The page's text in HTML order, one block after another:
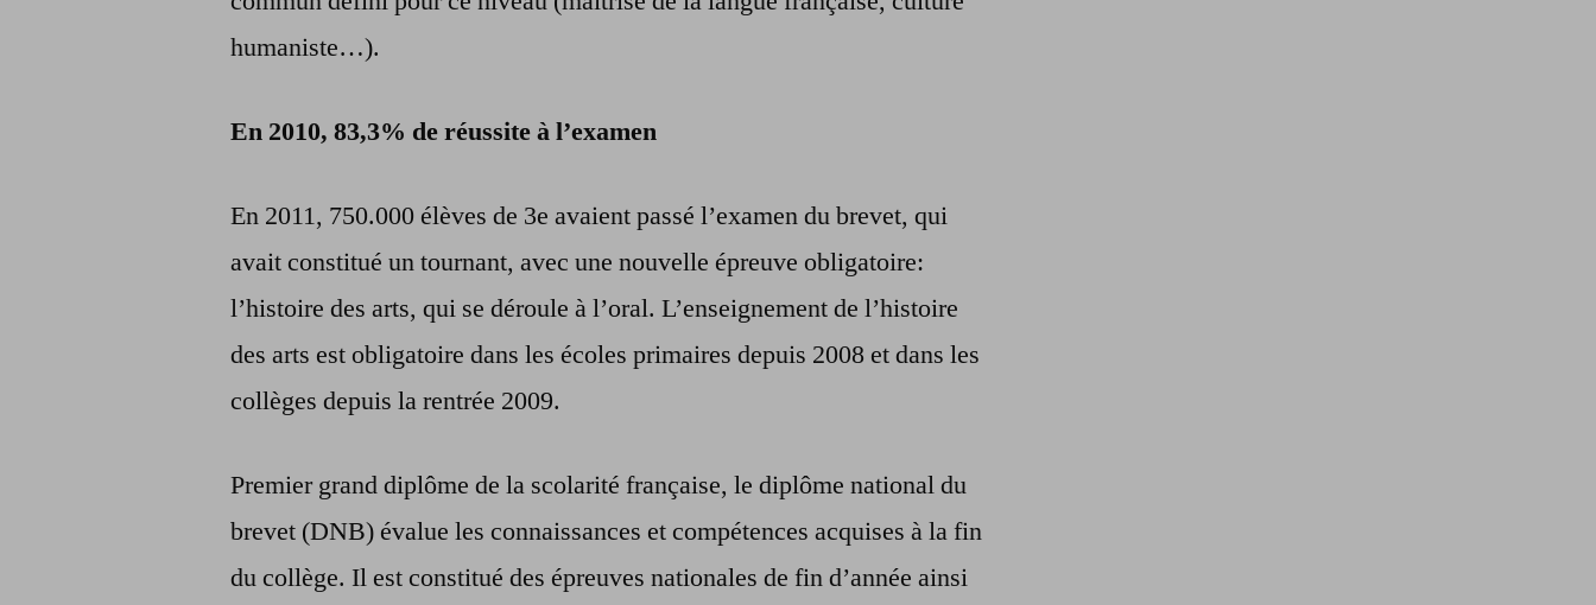
humaniste…).
En 2010, 83,3% de réussite à l’examen
En 2011, 750.000 élèves de 3e avaient passé l’examen du brevet, qui
avait constitué un tournant, avec une nouvelle épreuve obligatoire:
l’histoire des arts, qui se déroule à l’oral. L’enseignement de l’histoire
des arts est obligatoire dans les écoles primaires depuis 2008 et dans les
collèges depuis la rentrée 2009.
Premier grand diplôme de la scolarité française, le diplôme national du
brevet (DNB) évalue les connaissances et compétences acquises à la fin
du collège. Il est constitué des épreuves nationales de fin d’année ainsi